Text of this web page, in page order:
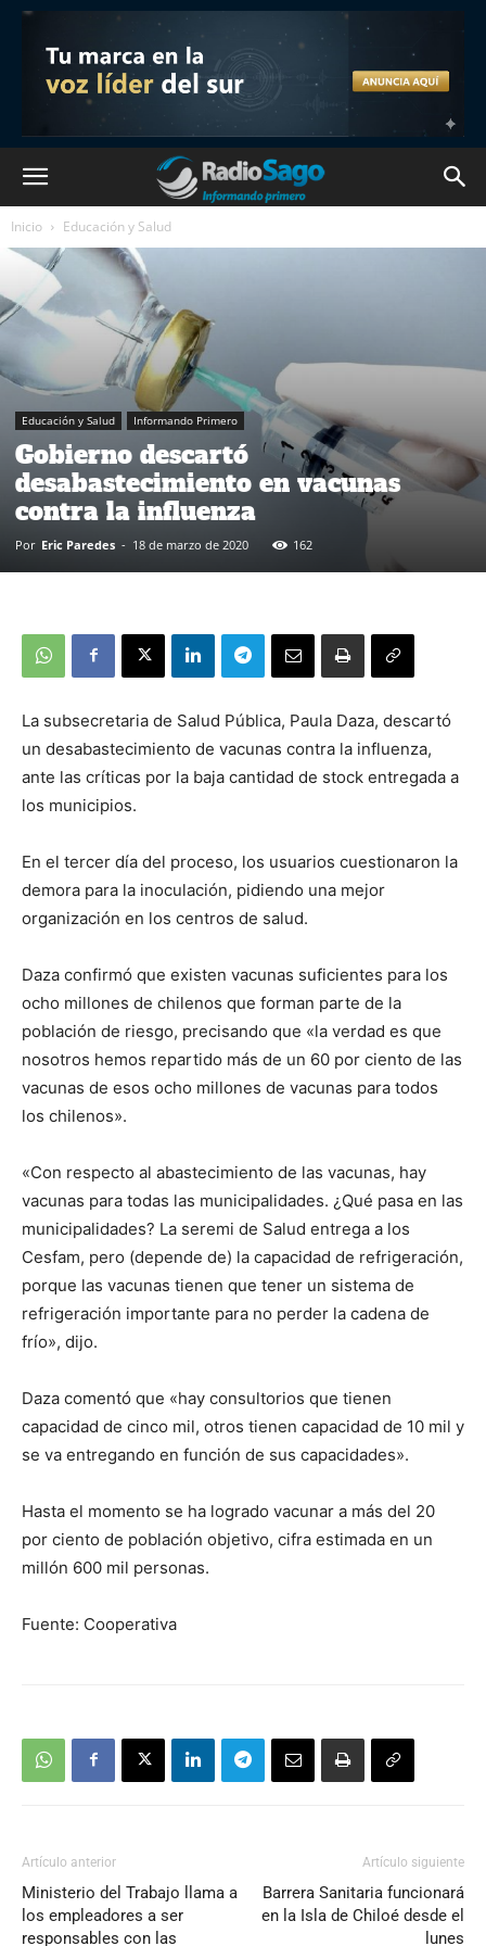
Inicio Educación y Salud
Educación y Salud Informando Primero
Gobierno descartó
desabastecimiento en vacunas
contra la influenza
Por Eric Paredes - 18 de marzo de 2020 162
La subsecretaria de Salud Pública, Paula Daza, descartó
un desabastecimiento de vacunas contra la influenza,
ante las críticas por la baja cantidad de stock entregada a
los municipios.
En el tercer día del proceso, los usuarios cuestionaron la
demora para la inoculación, pidiendo una mejor
organización en los centros de salud.
Daza confirmó que existen vacunas suficientes para los
ocho millones de chilenos que forman parte de la
población de riesgo, precisando que «la verdad es que
nosotros hemos repartido más de un 60 por ciento de las
vacunas de esos ocho millones de vacunas para todos
los chilenos».
«Con respecto al abastecimiento de las vacunas, hay
vacunas para todas las municipalidades. ¿Qué pasa en las
municipalidades? La seremi de Salud entrega a los
Cesfam, pero (depende de) la capacidad de refrigeración,
porque las vacunas tienen que tener un sistema de
refrigeración importante para no perder la cadena de
frío», dijo.
Daza comentó que «hay consultorios que tienen
capacidad de cinco mil, otros tienen capacidad de 10 mil y
se va entregando en función de sus capacidades».
Hasta el momento se ha logrado vacunar a más del 20
por ciento de población objetivo, cifra estimada en un
millón 600 mil personas.
Fuente: Cooperativa
Artículo anterior
Ministerio del Trabajo llama a
los empleadores a ser
responsables con las
Artículo siguiente
Barrera Sanitaria funcionará
en la Isla de Chiloé desde el
lunes